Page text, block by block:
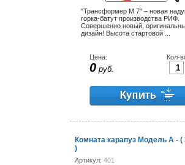
"Трансформер М 7" – новая
горка-батут производства РИФ.
Совершенно новый,
дизайн! Высота стартовой ...
Цена:
0 руб.
Кол-
Комната карапуз Модель А - (
)
Артикул: 401